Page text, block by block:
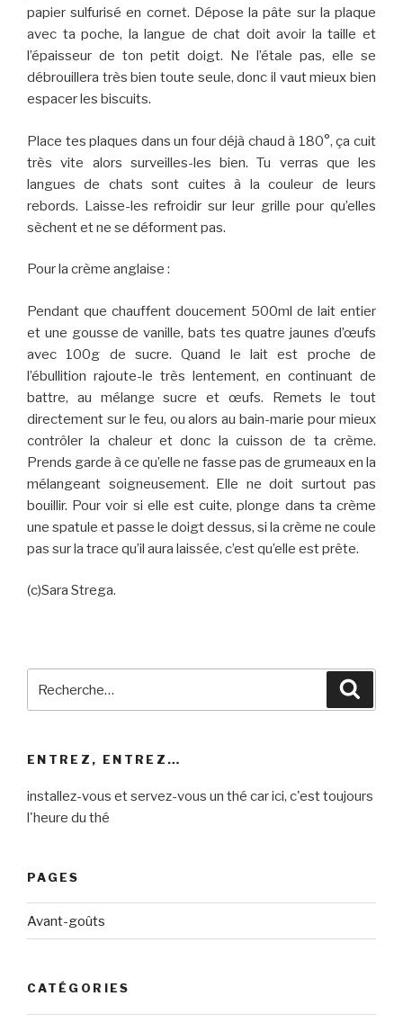
papier sulfurisé en cornet. Dépose la pâte sur la plaque
avec ta poche, la langue de chat doit avoir la taille et
l’épaisseur de ton petit doigt. Ne l’étale pas, elle se
débrouillera très bien toute seule, donc il vaut mieux bien
espacer les biscuits.
Place tes plaques dans un four déjà chaud à 180°, ça cuit
très vite alors surveilles-les bien. Tu verras que les
langues de chats sont cuites à la couleur de leurs
rebords. Laisse-les refroidir sur leur grille pour qu’elles
sèchent et ne se déforment pas.
Pour la crème anglaise :
Pendant que chauffent doucement 500ml de lait entier
et une gousse de vanille, bats tes quatre jaunes d’œufs
avec 100g de sucre. Quand le lait est proche de
l’ébullition rajoute-le très lentement, en continuant de
battre, au mélange sucre et œufs. Remets le tout
directement sur le feu, ou alors au bain-marie pour mieux
contrôler la chaleur et donc la cuisson de ta crème.
Prends garde à ce qu’elle ne fasse pas de grumeaux en la
mélangeant soigneusement. Elle ne doit surtout pas
bouillir. Pour voir si elle est cuite, plonge dans ta crème
une spatule et passe le doigt dessus, si la crème ne coule
pas sur la trace qu’il aura laissée, c’est qu’elle est prête.
(c)Sara Strega.
pour
ENTREZ, ENTREZ…
installez-vous et servez-vous un thé car ici, c'est toujours
l'heure du thé
PAGES
Avant-goûts
CATÉGORIES